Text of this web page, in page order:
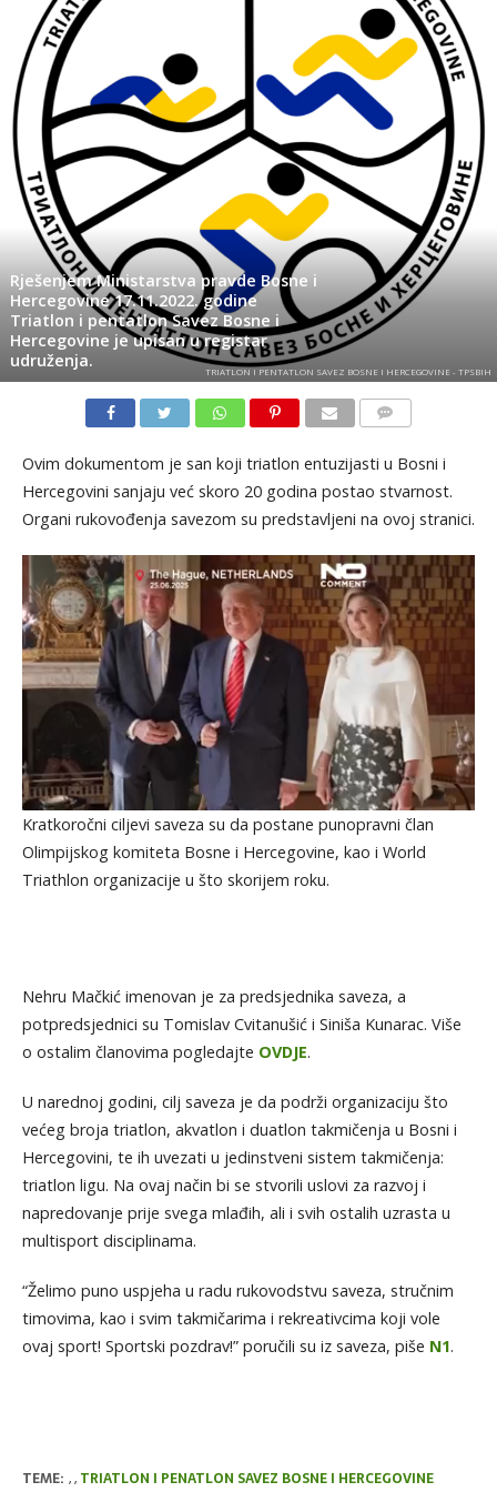
Rješenjem Ministarstva pravde Bosne i
Hercegovine 17.11.2022. godine
Triatlon i pentatlon Savez Bosne i
Hercegovine je upisan u registar
udruženja.
TRIATLON I PENTATLON SAVEZ BOSNE I HERCEGOVINE - TPSBIH
Ovim dokumentom je san koji triatlon entuzijasti u Bosni i
Hercegovini sanjaju već skoro 20 godina postao stvarnost.
Organi rukovođenja savezom su predstavljeni na ovoj stranici.
Kratkoročni ciljevi saveza su da postane punopravni član
Olimpijskog komiteta Bosne i Hercegovine, kao i World
Triathlon organizacije u što skorijem roku.
Nehru Mačkić imenovan je za predsjednika saveza, a
potpredsjednici su Tomislav Cvitanušić i Siniša Kunarac. Više
o ostalim članovima pogledajte OVDJE.
U narednoj godini, cilj saveza je da podrži organizaciju što
većeg broja triatlon, akvatlon i duatlon takmičenja u Bosni i
Hercegovini, te ih uvezati u jedinstveni sistem takmičenja:
triatlon ligu. Na ovaj način bi se stvorili uslovi za razvoj i
napredovanje prije svega mlađih, ali i svih ostalih uzrasta u
multisport disciplinama.
“Želimo puno uspjeha u radu rukovodstvu saveza, stručnim
timovima, kao i svim takmičarima i rekreativcima koji vole
ovaj sport! Sportski pozdrav!” poručili su iz saveza, piše N1.
TEME: ,, TRIATLON I PENATLON SAVEZ BOSNE I HERCEGOVINE